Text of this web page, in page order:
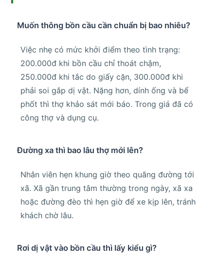
Muốn thông bồn cầu cần chuẩn bị bao nhiêu?
Việc nhẹ có mức khởi điểm theo tình trạng:
200.000đ khi bồn cầu chỉ thoát chậm,
250.000đ khi tắc do giấy cặn, 300.000đ khi
phải soi gắp dị vật. Nặng hơn, dính ống và bể
phốt thì thợ khảo sát mới báo. Trong giá đã có
công thợ và dụng cụ.
Đường xa thì bao lâu thợ mới lên?
Nhân viên hẹn khung giờ theo quãng đường tới
xã. Xã gần trung tâm thường trong ngày, xã xa
hoặc đường đèo thì hẹn giờ để xe kịp lên, tránh
khách chờ lâu.
Rơi dị vật vào bồn cầu thì lấy kiểu gì?